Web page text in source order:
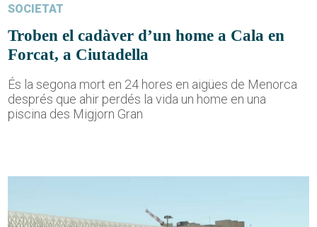
SOCIETAT
Troben el cadàver d’un home a Cala en
Forcat, a Ciutadella
És la segona mort en 24 hores en aigües de Menorca
després que ahir perdés la vida un home en una
piscina des Migjorn Gran